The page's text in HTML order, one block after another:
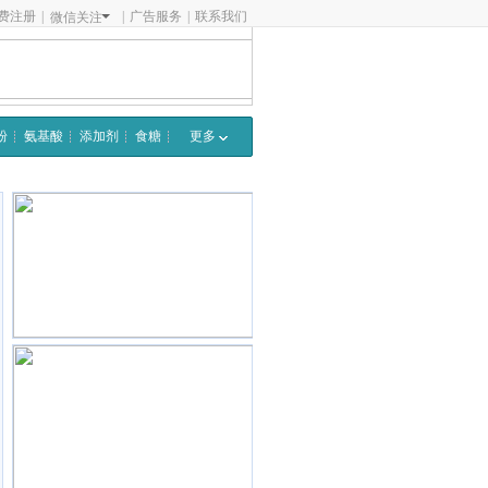
注册 微信关注 广告服务 联系我们
氨基酸 添加剂 食糖 更多